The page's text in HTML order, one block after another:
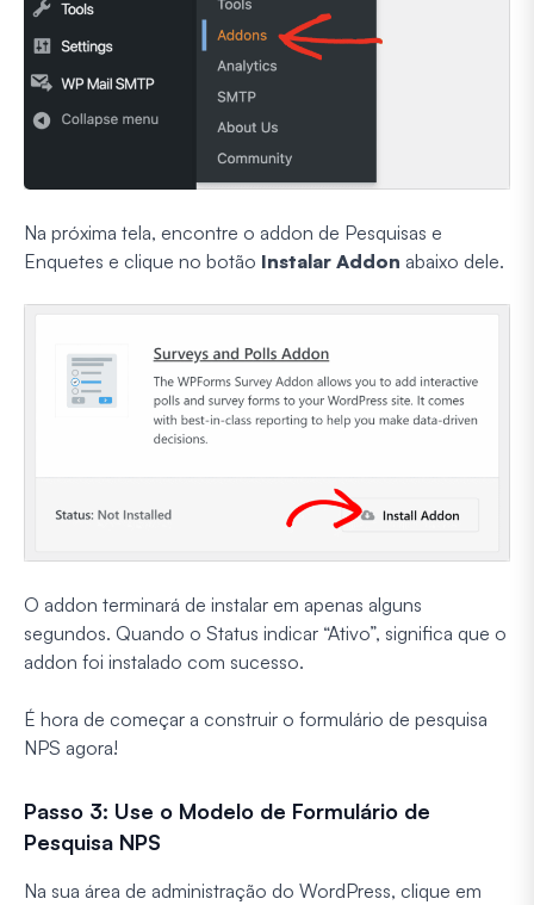
Na próxima tela, encontre o addon de Pesquisas e
Enquetes e clique no botão Instalar Addon abaixo dele.
O addon terminará de instalar em apenas alguns
segundos. Quando o Status indicar “Ativo”, significa que o
addon foi instalado com sucesso.
É hora de começar a construir o formulário de pesquisa
NPS agora!
Passo 3: Use o Modelo de Formulário de
Pesquisa NPS
Na sua área de administração do WordPress, clique em